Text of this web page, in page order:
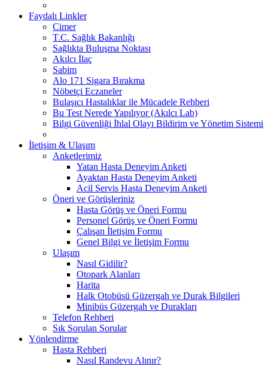
Faydalı Linkler
Cimer
T.C. Sağlık Bakanlığı
Sağlıkta Buluşma Noktası
Akılcı İlaç
Sabim
Alo 171 Sigara Bırakma
Nöbetçi Eczaneler
Bulaşıcı Hastalıklar ile Mücadele Rehberi
Bu Test Nerede Yapılıyor (Akılcı Lab)
Bilgi Güvenliği İhlal Olayı Bildirim ve Yönetim Sistemi
İletişim & Ulaşım
Anketlerimiz
Yatan Hasta Deneyim Anketi
Ayaktan Hasta Deneyim Anketi
Acil Servis Hasta Deneyim Anketi
Öneri ve Görüşleriniz
Hasta Görüş ve Öneri Formu
Personel Görüş ve Öneri Formu
Çalışan İletişim Formu
Genel Bilgi ve İletişim Formu
Ulaşım
Nasıl Gidilir?
Otopark Alanları
Harita
Halk Otobüsü Güzergah ve Durak Bilgileri
Minibüs Güzergah ve Durakları
Telefon Rehberi
Sık Sorulan Sorular
Yönlendirme
Hasta Rehberi
Nasıl Randevu Alınır?